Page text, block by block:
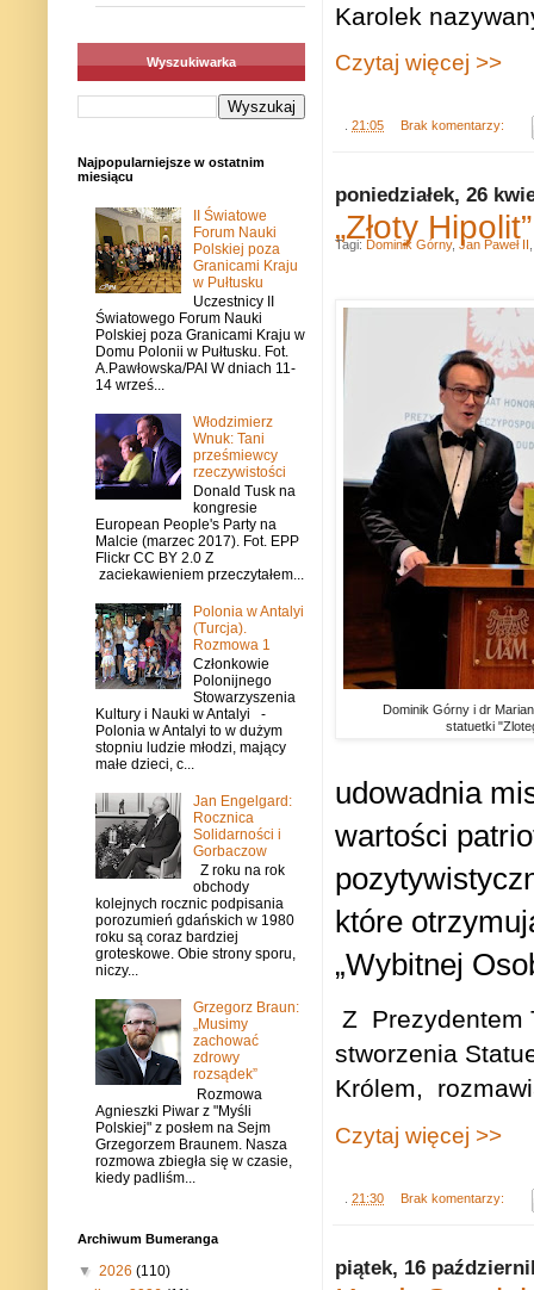
Karolek
Czytaj więcej >>
21:05 Brak komentarzy:
poniedziałek, 26
„Złoty
Dominik Górny i dr
statuetki
udowadnia
wartości
które
„Wybitnej
Z Prezydentem
stworzenia
Królem,
Czytaj więcej >>
21:30 Brak komentarzy:
Tagi: Dominik Górny, Jan Paweł II
piątek, 16
Wyszukiwarka
Najpopularniejsze w ostatnim
miesiącu
II Światowe
Forum Nauki
Polskiej poza
Granicami Kraju
w Pułtusku
Uczestnicy II
Światowego Forum Nauki
Polskiej poza Granicami Kraju w
Domu Polonii w Pułtusku. Fot.
A.Pawłowska/PAI W dniach 11-
14 wrześ...
Włodzimierz
Wnuk: Tani
prześmiewcy
rzeczywistości
Donald Tusk na
kongresie
European People's Party na
Malcie (marzec 2017). Fot. EPP
Flickr CC BY 2.0 Z
zaciekawieniem przeczytałem...
Polonia w Antalyi
(Turcja).
Rozmowa 1
Członkowie
Polonijnego
Stowarzyszenia
Kultury i Nauki w Antalyi -
Polonia w Antalyi to w dużym
stopniu ludzie młodzi, mający
małe dzieci, c...
Jan Engelgard:
Rocznica
Solidarności i
Gorbaczow
Z roku na rok
obchody
kolejnych rocznic podpisania
porozumień gdańskich w 1980
roku są coraz bardziej
groteskowe. Obie strony sporu,
niczy...
Grzegorz Braun:
„Musimy
zachować
zdrowy
rozsądek”
Rozmowa
Agnieszki Piwar z "Myśli
Polskiej" z posłem na Sejm
Grzegorzem Braunem. Nasza
rozmowa zbiegła się w czasie,
kiedy padliśm...
Archiwum Bumeranga
▼ 2026 (110)